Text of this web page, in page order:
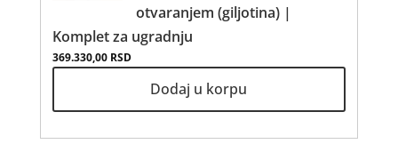
otvaranjem (giljotina) |
Komplet za ugradnju
369.330,00 RSD
Dodaj u korpu